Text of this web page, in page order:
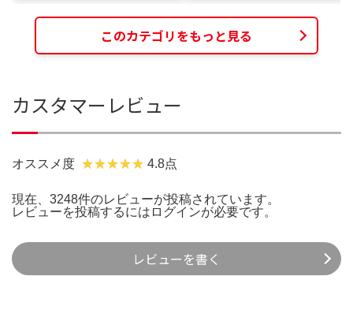
このカテゴリをもっと見る
カスタマーレビュー
オススメ度 4.8点
現在、3248件のレビューが投稿されています。
レビューを投稿するには ログインが必要です。
レビューを書く